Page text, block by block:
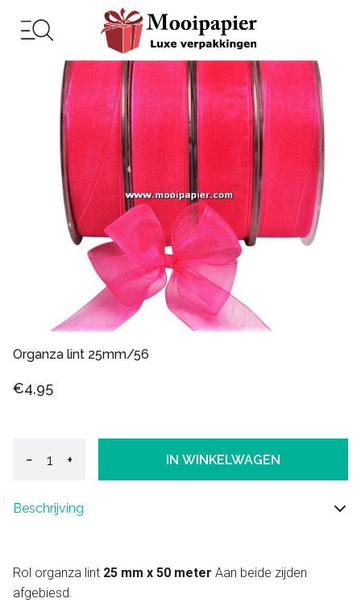
Organza lint 25mm/56
€4,95
− + IN WINKELWAGEN
Beschrijving
Rol organza lint 25 mm x 50 meter Aan beide zijden
afgebiesd.